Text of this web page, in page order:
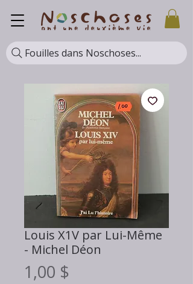
Fouilles dans Noschoses...
Louis X1V par Lui-Même
- Michel Déon
1,00 $